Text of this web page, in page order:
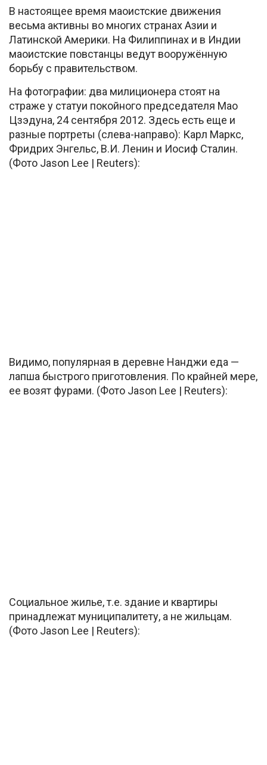
В настоящее время маоистские движения
весьма активны во многих странах Азии и
Латинской Америки. На Филиппинах и в Индии
маоистские повстанцы ведут вооружённую
борьбу с правительством.
На фотографии: два милиционера стоят на
страже у статуи покойного председателя Мао
Цзэдуна, 24 сентября 2012. Здесь есть еще и
разные портреты (слева-направо): Карл Маркс,
Фридрих Энгельс, В.И. Ленин и Иосиф Сталин.
(Фото Jason Lee | Reuters):
Видимо, популярная в деревне Нанджи еда —
лапша быстрого приготовления. По крайней мере,
ее возят фурами. (Фото Jason Lee | Reuters):
Социальное жилье, т.е. здание и квартиры
принадлежат муниципалитету, а не жильцам.
(Фото Jason Lee | Reuters):